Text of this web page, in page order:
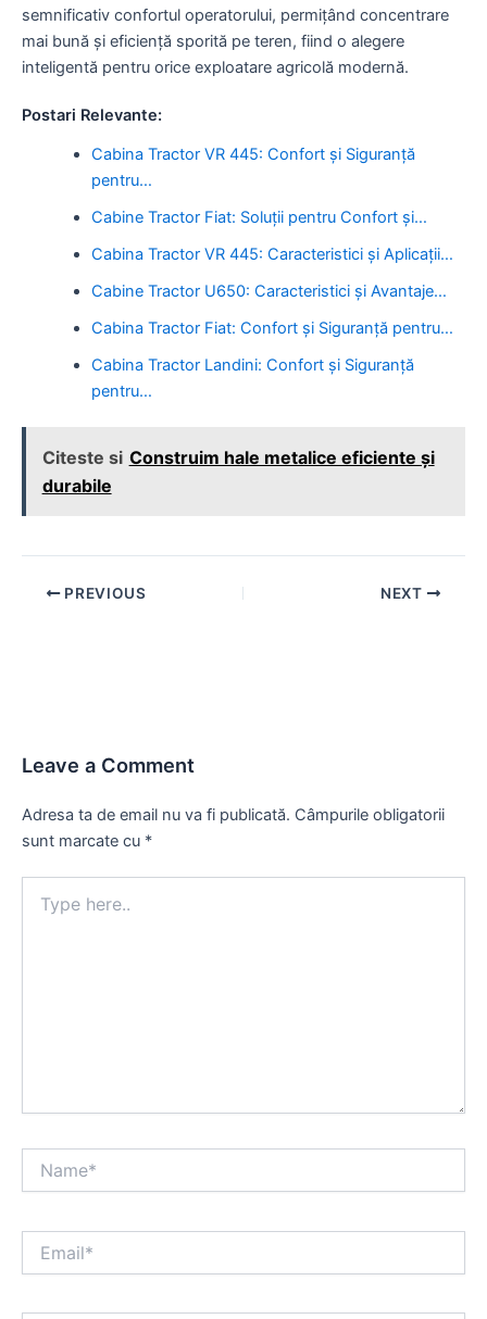
semnificativ confortul operatorului, permițând concentrare
mai bună și eficiență sporită pe teren, fiind o alegere
inteligentă pentru orice exploatare agricolă modernă.
Postari Relevante:
Cabina Tractor VR 445: Confort și Siguranță
pentru…
Cabine Tractor Fiat: Soluții pentru Confort și…
Cabina Tractor VR 445: Caracteristici și Aplicații…
Cabine Tractor U650: Caracteristici și Avantaje…
Cabina Tractor Fiat: Confort și Siguranță pentru…
Cabina Tractor Landini: Confort și Siguranță
pentru…
Citeste si Construim hale metalice eficiente și
durabile
Post PREVIOUS NEXT
Leave a Comment
Adresa ta de email nu va fi publicată. Câmpurile obligatorii
sunt marcate cu *
here..